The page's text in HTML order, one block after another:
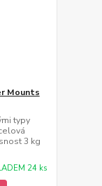
Mounts
typy
3 kg
24 ks